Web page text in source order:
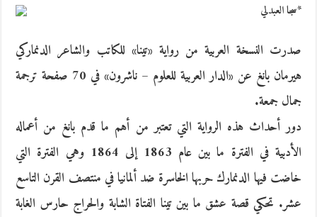
*سجا العبدلي
صدرت النسخة العربية من رواية «تينا» للكاتب والشاعر الدنماركي
هيرمان بانغ عن «الدار العربية للعلوم – ناشرون» في 70 صفحة ترجمة
جمال جمعة.
دور أحداث هذه الرواية التي تعتبر من أهم ما قدم بانغ من أعماله
الأدبية في الفترة ما بين عام 1863 إلى 1864 وهي الفترة التي
خاضت فيها الدنمارك حربها الخاسرة ضد ألمانيا في منتصف القرن التاسع
عشر. تحكي قصة عشق ما بين تينا الفتاة الشابة والحراج حارس الغابة